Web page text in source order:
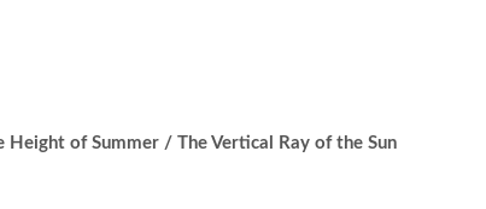
of Summer / The Vertical Ray of the Sun